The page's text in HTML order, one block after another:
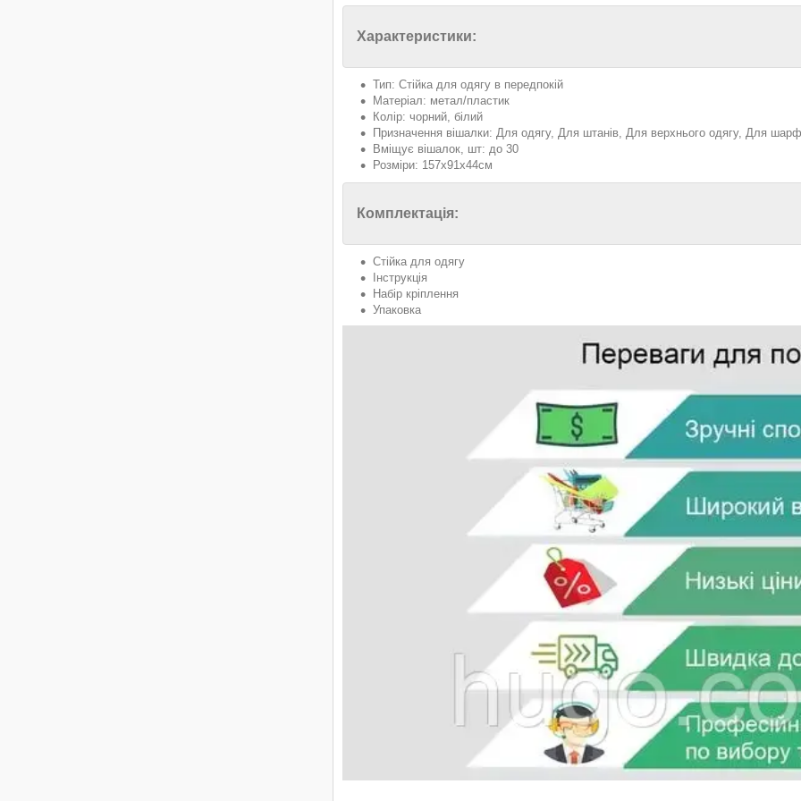
Характеристики:
Тип: Стійка для одягу в передпокій
Матеріал: метал/пластик
Колір: чорний, білий
Призначення вішалки: Для одягу, Для штанів, Для верхнього одягу, Для
Вміщує вішалок, шт: до 30
Розміри: 157х91х44см
Комплектація:
Стійка для одягу
Інструкція
Набір кріплення
Упаковка